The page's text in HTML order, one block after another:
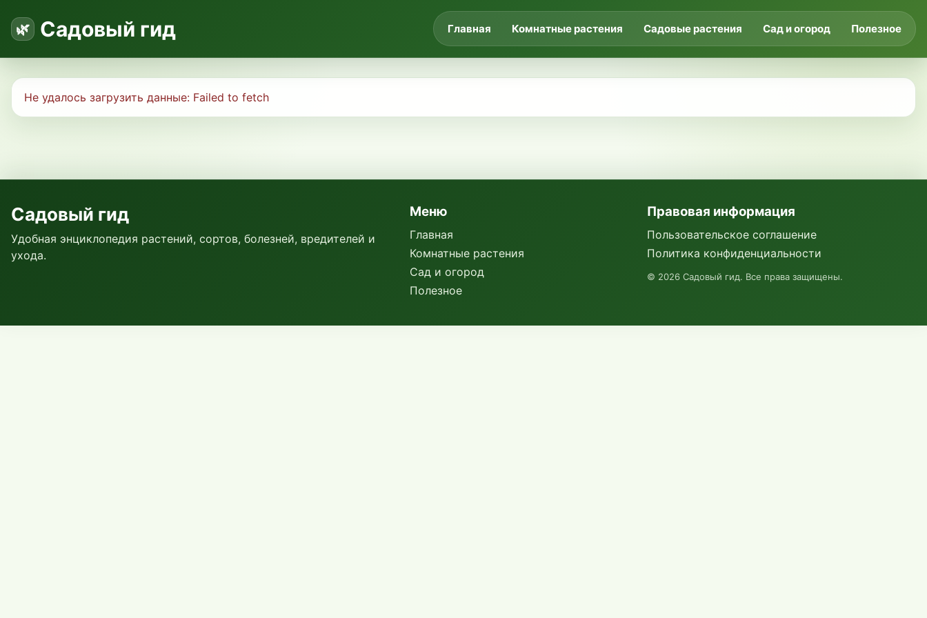
Садовый гид Главная Комнатные растения Садовые растения Сад и огород Полезное
Не удалось загрузить данные: Failed to fetch
Садовый гид
Удобная энциклопедия растений, сортов, болезней, вредителей и
ухода.
Меню
Главная
Комнатные растения
Сад и огород
Полезное
Правовая информация
Пользовательское соглашение
Политика конфиденциальности
© 2026 Садовый гид. Все права защищены.